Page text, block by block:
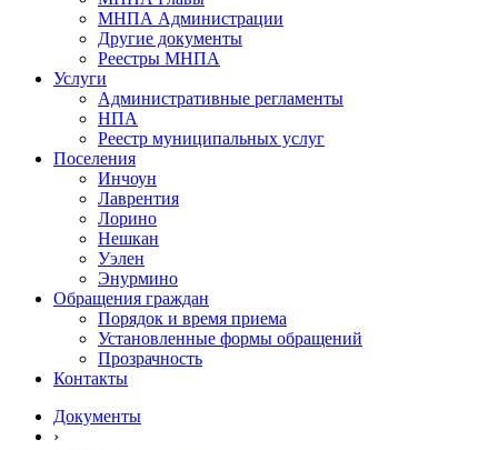
МНПА Администрации
Другие документы
Реестры МНПА
Услуги
Административные регламенты
НПА
Реестр муниципальных услуг
Поселения
Инчоун
Лаврентия
Лорино
Нешкан
Уэлен
Энурмино
Обращения граждан
Порядок и время приема
Установленные формы обращений
Прозрачность
Контакты
Документы
›